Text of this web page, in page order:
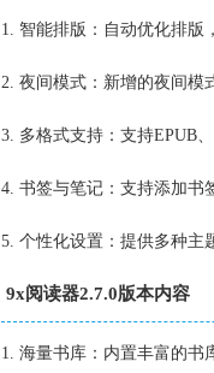
1. 智能排版：自动优化排版
2. 夜间模式：新增的夜间模
3. 多格式支持：支持EPUB
4. 书签与笔记：支持添加书
5. 个性化设置：提供多种主
9x阅读器2.7.0版本内容
1. 海量书库：内置丰富的书